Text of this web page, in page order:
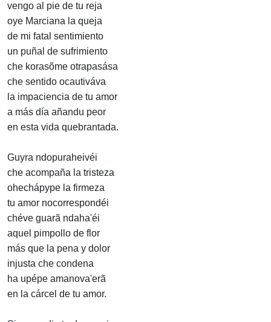
vengo al pie de tu reja
oye Marciana la queja
de mi fatal sentimiento
un puñal de sufrimiento
che korasõme otrapasása
che sentido ocautiváva
la impaciencia de tu amor
a más día añandu peor
en esta vida quebrantada.
Guyra ndopuraheivéi
che acompaña la tristeza
ohechápype la firmeza
tu amor nocorrespondéi
chéve guarã ndaha'éi
aquel pimpollo de flor
más que la pena y dolor
injusta che condena
ha upépe amanova'erã
en la cárcel de tu amor.